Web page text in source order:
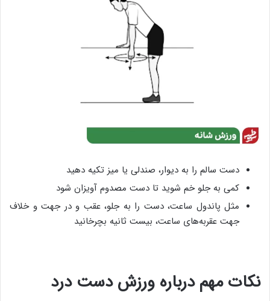
دست سالم را به دیوار، صندلی یا میز تکیه دهید
کمی به جلو خم شوید تا دست مصدوم آویزان شود
مثل پاندول ساعت، دست را به جلو، عقب و در جهت و خلاف
جهت عقربه‌های ساعت، بیست ثانیه بچرخانید
نکات مهم درباره ورزش دست درد